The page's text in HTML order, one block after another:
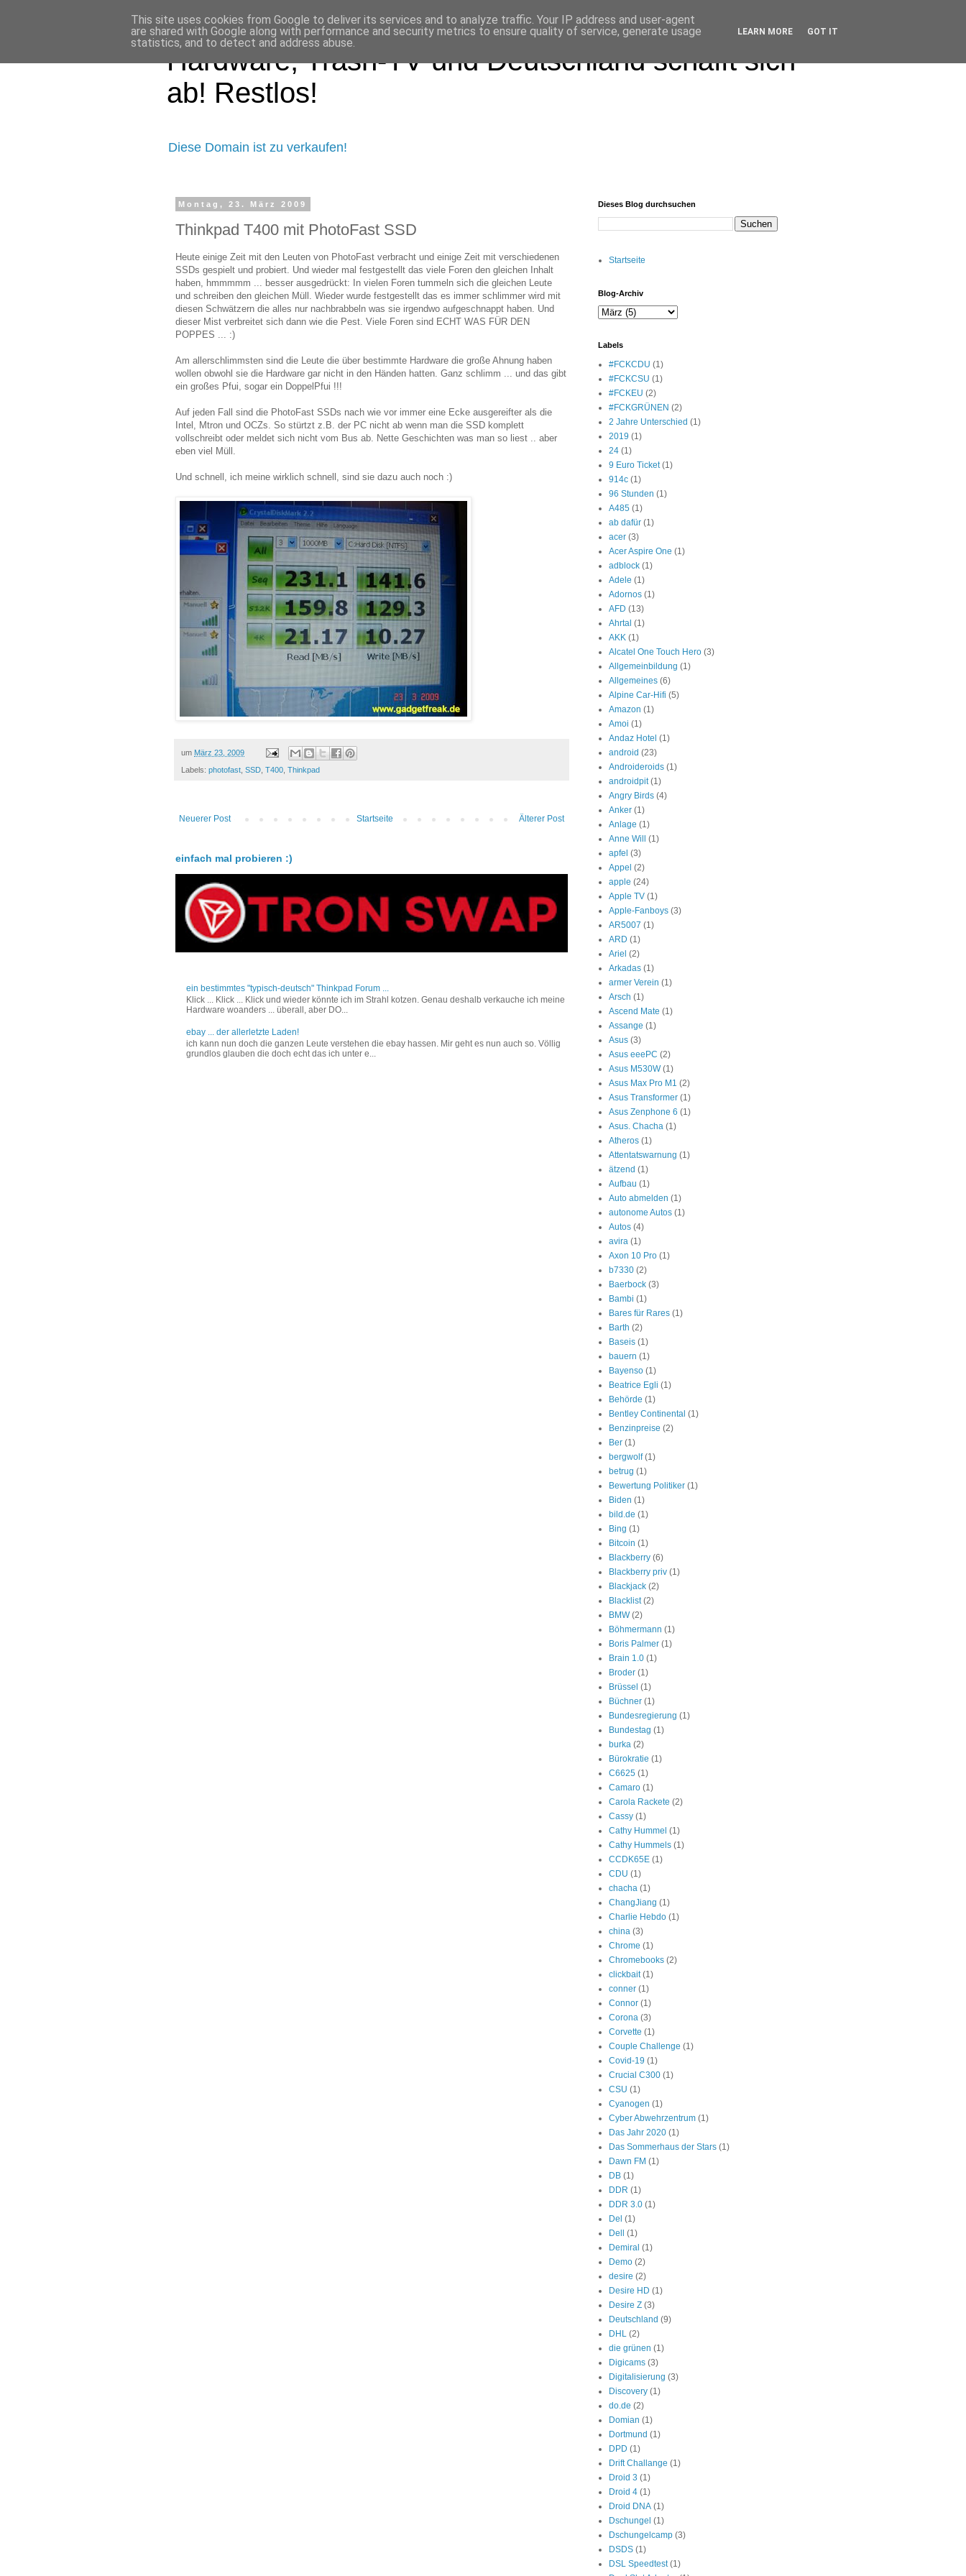
Hardware, Trash-TV und Deutschland schafft sich
ab! Restlos!
Diese Domain ist zu verkaufen!
Montag, 23. März 2009
Thinkpad T400 mit PhotoFast SSD
Heute einige Zeit mit den Leuten von PhotoFast verbracht und einige Zeit mit verschiedenen
SSDs gespielt und probiert. Und wieder mal festgestellt das viele Foren den gleichen Inhalt
haben, hmmmmm ... besser ausgedrückt: In vielen Foren tummeln sich die gleichen Leute
und schreiben den gleichen Müll. Wieder wurde festgestellt das es immer schlimmer wird mit
diesen Schwätzern die alles nur nachbrabbeln was sie irgendwo aufgeschnappt haben. Und
dieser Mist verbreitet sich dann wie die Pest. Viele Foren sind ECHT WAS FÜR DEN
POPPES ... :)
Am allerschlimmsten sind die Leute die über bestimmte Hardware die große Ahnung haben
wollen obwohl sie die Hardware gar nicht in den Händen hatten. Ganz schlimm ... und das gibt
ein großes Pfui, sogar ein DoppelPfui !!!
Auf jeden Fall sind die PhotoFast SSDs nach wie vor immer eine Ecke ausgereifter als die
Intel, Mtron und OCZs. So stürtzt z.B. der PC nicht ab wenn man die SSD komplett
vollschreibt oder meldet sich nicht vom Bus ab. Nette Geschichten was man so liest .. aber
eben viel Müll.
Und schnell, ich meine wirklich schnell, sind sie dazu auch noch :)
um März 23, 2009
Labels: photofast SSD T400 Thinkpad
Neuerer Post Älterer Post
Startseite
einfach mal probieren :)
ein bestimmtes "typisch-deutsch" Thinkpad Forum ...
Klick ... Klick ... Klick und wieder könnte ich im Strahl kotzen. Genau deshalb verkauche ich meine
Hardware woanders ... überall, aber DO...
ebay ... der allerletzte Laden!
ich kann nun doch die ganzen Leute verstehen die ebay hassen. Mir geht es nun auch so. Völlig
grundlos glauben die doch echt das ich unter e...
Dieses Blog durchsuchen
Startseite
Blog-Archiv
Labels
#FCKCDU (1)
#FCKCSU (1)
#FCKEU (2)
#FCKGRÜNEN (2)
2 Jahre Unterschied (1)
2019 (1)
24 (1)
9 Euro Ticket (1)
914c (1)
96 Stunden (1)
A485 (1)
ab dafür (1)
acer (3)
Acer Aspire One (1)
adblock (1)
Adele (1)
Adornos (1)
AFD (13)
Ahrtal (1)
AKK (1)
Alcatel One Touch Hero (3)
Allgemeinbildung (1)
Allgemeines (6)
Alpine Car-Hifi (5)
Amazon (1)
Amoi (1)
Andaz Hotel (1)
android (23)
Androideroids (1)
androidpit (1)
Angry Birds (4)
Anker (1)
Anlage (1)
Anne Will
(1)
apfel (3)
Appel (2)
apple (24)
Apple TV (1)
Apple-Fanboys (3)
AR5007 (1)
ARD (1)
Ariel (2)
Arkadas (1)
armer Verein (1)
Arsch (1)
Ascend Mate (1)
Assange (1)
Asus (3)
Asus eeePC (2)
Asus M530W (1)
Asus Max Pro M1 (2)
Asus Transformer (1)
Asus Zenphone 6 (1)
Asus. Chacha (1)
Atheros (1)
Attentatswarnung (1)
ätzend (1)
Aufbau (1)
Auto abmelden (1)
autonome Autos (1)
Autos (4)
avira (1)
Axon 10 Pro (1)
b7330 (2)
Baerbock (3)
Bambi (1)
Bares für Rares (1)
Barth (2)
Baseis (1)
bauern (1)
Bayenso (1)
Beatrice Egli (1)
Behörde (1)
Bentley Continental (1)
Benzinpreise (2)
Ber (1)
bergwolf (1)
betrug (1)
Bewertung Politiker (1)
Biden (1)
bild.de (1)
Bing (1)
Bitcoin (1)
Blackberry (6)
Blackberry priv (1)
Blackjack (2)
Blacklist (2)
BMW (2)
Böhmermann (1)
Boris Palmer (1)
Brain 1.0 (1)
Broder (1)
Brüssel (1)
Büchner (1)
Bundesregierung (1)
Bundestag (1)
burka (2)
Bürokratie (1)
C6625 (1)
Camaro (1)
Carola Rackete (2)
Cassy (1)
Cathy Hummel (1)
Cathy Hummels (1)
CCDK65E (1)
CDU (1)
chacha (1)
ChangJiang (1)
Charlie Hebdo (1)
china (3)
Chrome (1)
Chromebooks (2)
clickbait (1)
conner (1)
Connor (1)
Corona (3)
Corvette (1)
Couple Challenge (1)
Covid-19 (1)
Crucial C300 (1)
CSU (1)
Cyanogen (1)
Cyber Abwehrzentrum (1)
Das Jahr 2020 (1)
Das Sommerhaus der Stars (1)
Dawn FM (1)
DB (1)
DDR (1)
DDR 3.0 (1)
Del (1)
Dell
(1)
Demiral (1)
Demo (2)
desire (2)
Desire HD (1)
Desire Z (3)
Deutschland (9)
DHL (2)
die grünen (1)
Digicams (3)
Digitalisierung (3)
Discovery (1)
do.de (2)
Domian (1)
Dortmund (1)
DPD (1)
Drift Challange (1)
Droid 3 (1)
Droid 4 (1)
Droid DNA (1)
Dschungel (1)
Dschungelcamp (3)
DSDS (1)
DSL Speedtest (1)
This site uses cookies from Google to deliver its services and to analyze traffic. Your IP address and user-agent
are shared with Google along with performance and security metrics to ensure quality of service, generate usage
statistics, and to detect and address abuse.
LEARN MORE GOT IT